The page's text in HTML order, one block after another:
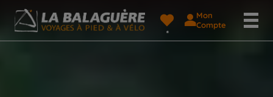
Mon
Compte